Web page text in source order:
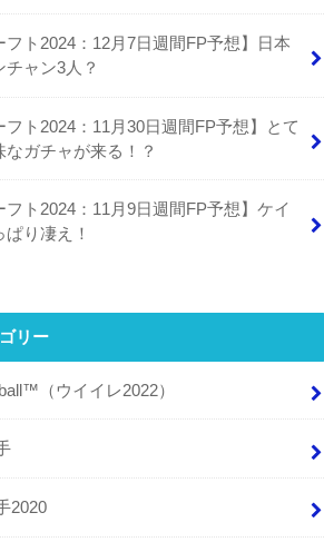
フト2024：12月7日週間FP予想】日本
チャン3人？
フト2024：11月30日週間FP予想】とて
なガチャが来る！？
フト2024：11月9日週間FP予想】ケイ
ぱり凄え！
リー
（ウイイレ2022）
2020